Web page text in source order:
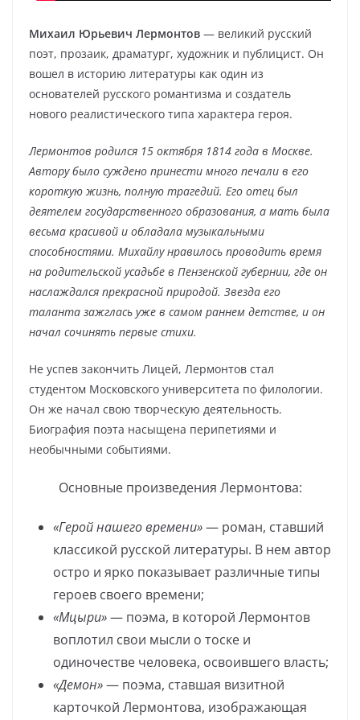
Михаил Юрьевич Лермонтов — великий русский
поэт, прозаик, драматург, художник и публицист. Он
вошел в историю литературы как один из
основателей русского романтизма и создатель
нового реалистического типа характера героя.
Лермонтов родился 15 октября 1814 года в Москве.
Автору было суждено принести много печали в его
короткую жизнь, полную трагедий. Его отец был
деятелем государственного образования, а мать была
весьма красивой и обладала музыкальными
способностями. Михайлу нравилось проводить время
на родительской усадьбе в Пензенской губернии, где он
наслаждался прекрасной природой. Звезда его
таланта зажглась уже в самом раннем детстве, и он
начал сочинять первые стихи.
Не успев закончить Лицей, Лермонтов стал
студентом Московского университета по филологии.
Он же начал свою творческую деятельность.
Биография поэта насыщена перипетиями и
необычными событиями.
Основные произведения Лермонтова:
«Герой нашего времени»— роман, ставший
классикой русской литературы. В нем автор
остро и ярко показывает различные типы
героев своего времени;
«Мцыри»— поэма, в которой Лермонтов
воплотил свои мысли о тоске и
одиночестве человека, освоившего власть;
«Демон»— поэма, ставшая визитной
карточкой Лермонтова, изображающая